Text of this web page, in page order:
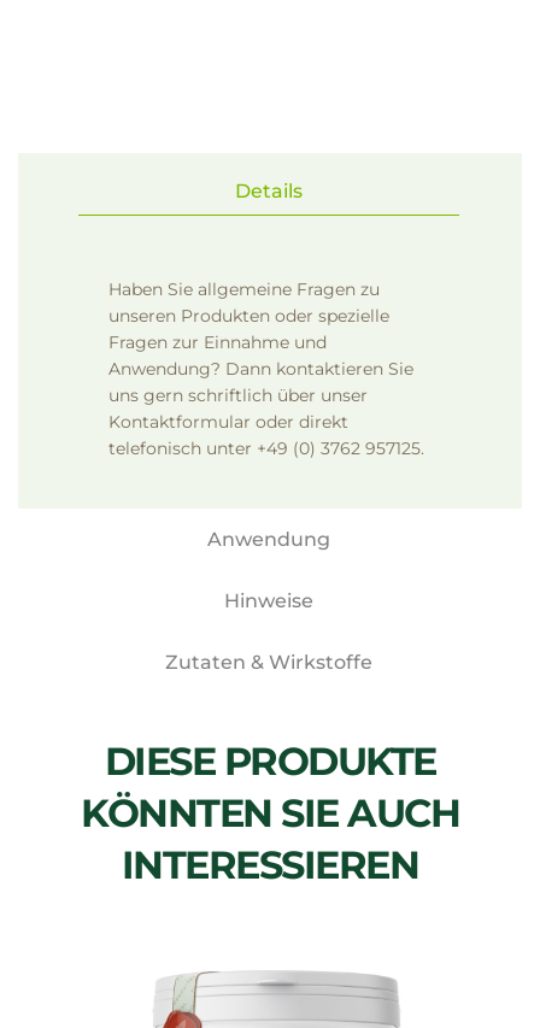
Details
Haben Sie allgemeine Fragen zu
unseren Produkten oder spezielle
Fragen zur Einnahme und
Anwendung? Dann kontaktieren Sie
uns gern schriftlich über unser
Kontaktformular oder direkt
telefonisch unter +49 (0) 3762 957125.
Anwendung
Hinweise
Zutaten & Wirkstoffe
DIESE PRODUKTE
KÖNNTEN SIE AUCH
INTERESSIEREN